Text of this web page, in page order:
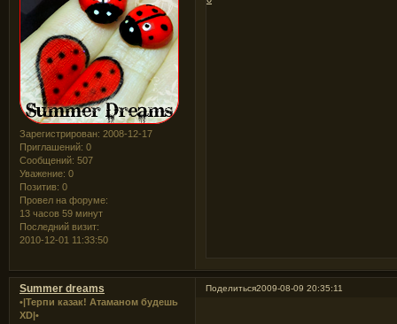
Зарегистрирован: 2008-12-17
Приглашений: 0
Сообщений: 507
Уважение: 0
Позитив: 0
Провел на форуме:
13 часов 59 минут
Последний визит:
2010-12-01 11:33:50
Поделиться2009-08-09 20:35:11
Summer dreams
•|Терпи казак! Атаманом будешь
XD|•